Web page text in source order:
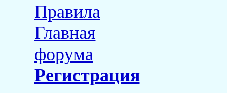
Правила
Главная
форума
Регистрация